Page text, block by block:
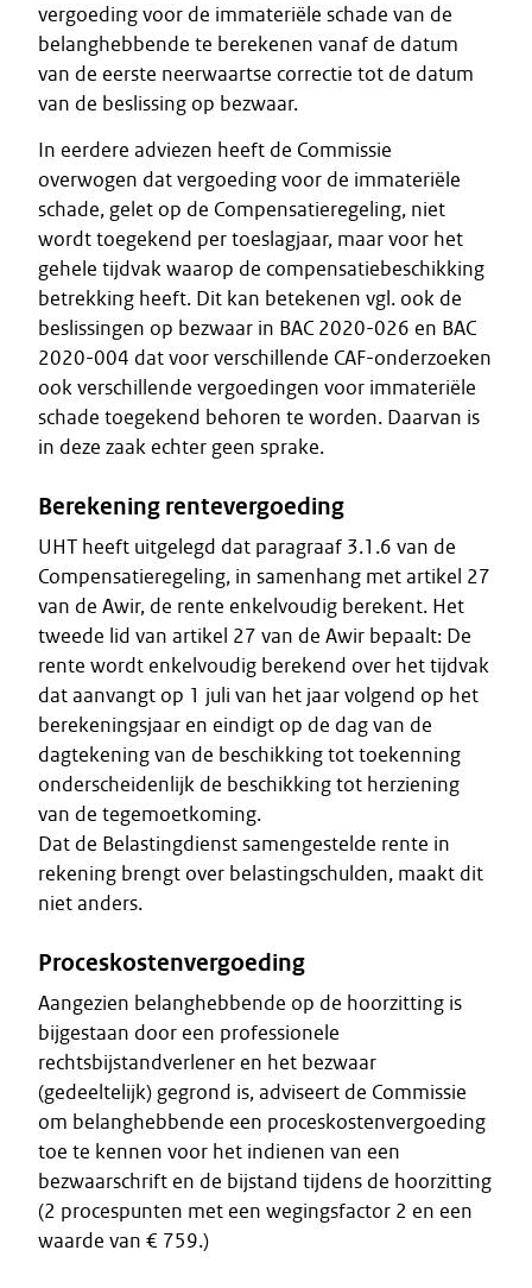
vergoeding voor de immateriële schade van de
belanghebbende te berekenen vanaf de datum
van de eerste neerwaartse correctie tot de datum
van de beslissing op bezwaar.
In eerdere adviezen heeft de Commissie
overwogen dat vergoeding voor de immateriële
schade, gelet op de Compensatieregeling, niet
wordt toegekend per toeslagjaar, maar voor het
gehele tijdvak waarop de compensatiebeschikking
betrekking heeft. Dit kan betekenen vgl. ook de
beslissingen op bezwaar in BAC 2020-026 en BAC
2020-004 dat voor verschillende CAF-onderzoeken
ook verschillende vergoedingen voor immateriële
schade toegekend behoren te worden. Daarvan is
in deze zaak echter geen sprake.
Berekening rentevergoeding
UHT heeft uitgelegd dat paragraaf 3.1.6 van de
Compensatieregeling, in samenhang met artikel 27
van de Awir, de rente enkelvoudig berekent. Het
tweede lid van artikel 27 van de Awir bepaalt: De
rente wordt enkelvoudig berekend over het tijdvak
dat aanvangt op 1 juli van het jaar volgend op het
berekeningsjaar en eindigt op de dag van de
dagtekening van de beschikking tot toekenning
onderscheidenlijk de beschikking tot herziening
van de tegemoetkoming.
Dat de Belastingdienst samengestelde rente in
rekening brengt over belastingschulden, maakt dit
niet anders.
Proceskostenvergoeding
Aangezien belanghebbende op de hoorzitting is
bijgestaan door een professionele
rechtsbijstandverlener en het bezwaar
(gedeeltelijk) gegrond is, adviseert de Commissie
om belanghebbende een proceskostenvergoeding
toe te kennen voor het indienen van een
bezwaarschrift en de bijstand tijdens de hoorzitting
(2 procespunten met een wegingsfactor 2 en een
waarde van € 759.)